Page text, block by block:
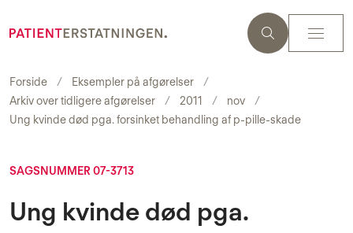
Forside
Eksempler på afgørelser
Arkiv over tidligere afgørelser
2011
nov
Ung kvinde død pga. forsinket behandling af p-pille-skade
SAGSNUMMER 07-3713
Ung kvinde død pga.